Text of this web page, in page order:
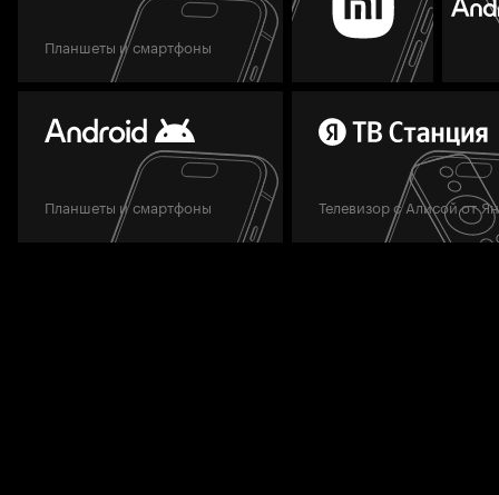
Планшеты и смартфоны
Планшеты и смартфоны Телевизор с Алисой от